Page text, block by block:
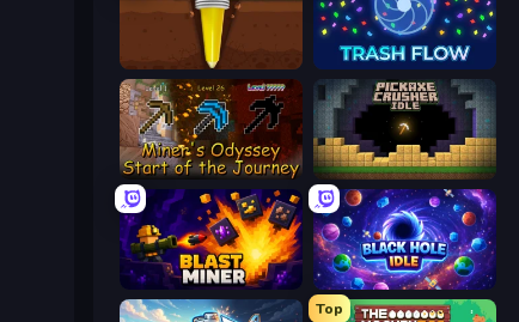
Pen Dig Trash Flow
Miner's Odyssey Pickaxe Crusher Idle
Blast Miner Black Hole Idle
Top